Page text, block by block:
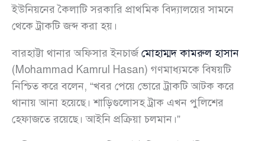
ইউনিয়নের কৈলাটি সরকারি প্রাথমিক বিদ্যালয়ের সামনে
থেকে ট্রাকটি জব্দ করা হয়।
বারহাট্টা থানার অফিসার ইনচার্জ মোহাম্মদ কামরুল হাসান
(Mohammad Kamrul Hasan) গণমাধ্যমকে বিষয়টি
নিশ্চিত করে বলেন, “খবর পেয়ে ভোরে ট্রাকটি আটক করে
থানায় আনা হয়েছে। শাড়িগুলোসহ ট্রাক এখন পুলিশের
হেফাজতে রয়েছে। আইনি প্রক্রিয়া চলমান।”